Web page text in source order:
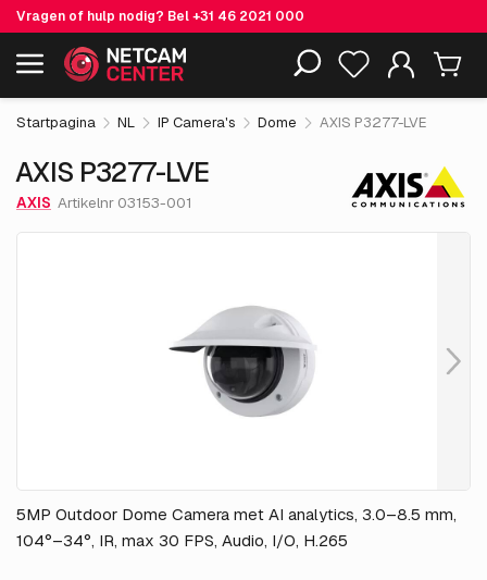
Vragen of hulp nodig? Bel+31 46 2021 000
Inclusief EOL-producten
AXIS P3277-LVE € 977.
excl. BTW
Startpagina NL IP Camera's Dome AXIS P3277-LVE
AXIS P3277-LVE
AXIS Artikelnr 03153-001
5MP Outdoor Dome Camera met AI analytics, 3.0–8.5 mm,
104°–34°, IR, max 30 FPS, Audio, I/O, H.265